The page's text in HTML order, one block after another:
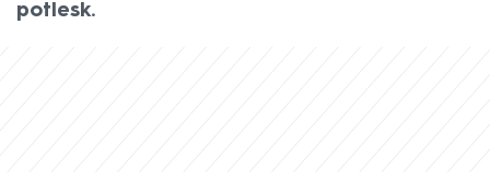
potlesk.